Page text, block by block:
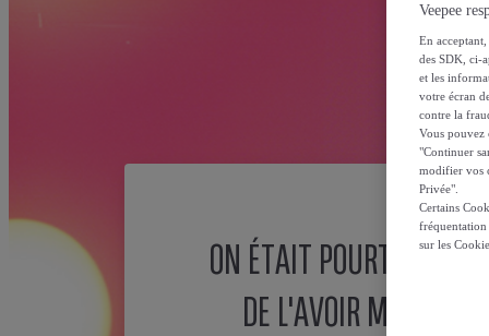
ON ÉTAIT POURTANT
DE L'AVOIR MISE ICI !
Veepee
En
des SDK, ci-
et les
votre écran
contre la
Vous pouvez
"Continuer
modifier vos
Privée".
Certains
fréquentation
sur les